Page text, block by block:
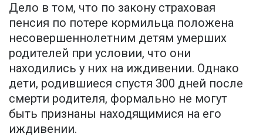
Дело в том, что по закону страховая
пенсия по потере кормильца положена
несовершеннолетним детям умерших
родителей при условии, что они
находились у них на иждивении. Однако
дети, родившиеся спустя 300 дней после
смерти родителя, формально не могут
быть признаны находящимися на его
иждивении.